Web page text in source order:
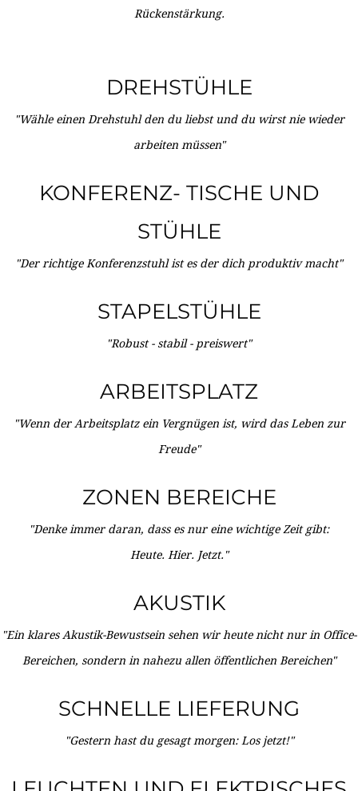
Rückenstärkung.
DREHSTÜHLE
"Wähle einen Drehstuhl den du liebst und du wirst nie wieder
arbeiten müssen"
KONFERENZ- TISCHE UND
STÜHLE
"Der richtige Konferenzstuhl ist es der dich produktiv macht"
STAPELSTÜHLE
"Robust - stabil - preiswert"
ARBEITSPLATZ
"Wenn der Arbeitsplatz ein Vergnügen ist, wird das Leben zur
Freude"
ZONEN BEREICHE
"Denke immer daran, dass es nur eine wichtige Zeit gibt:
Heute. Hier. Jetzt."
AKUSTIK
"Ein klares Akustik-Bewustsein sehen wir heute nicht nur in Office-
Bereichen, sondern in nahezu allen öffentlichen Bereichen"
SCHNELLE LIEFERUNG
"Gestern hast du gesagt morgen: Los jetzt!"